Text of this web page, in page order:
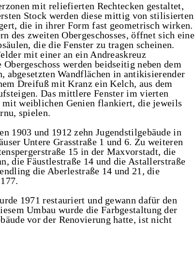
mit reliefierten Rechtecken gestaltet,
Stock werden diese mittig von stilisierten
die in ihrer Form fast geometrisch wirken.
des zweiten Obergeschosses, öffnet sich eine
die die Fenster zu tragen scheinen.
mit einer an ein Andreaskreuz
werden beidseitig neben dem
abgesetzten Wandflächen in antikisierender
Dreifuß mit Kranz ein Kelch, aus dem
Das mittlere Fenster im vierten
weiblichen Genien flankiert, die jeweils
spielen.
1903 und 1912 zehn Jugendstilgebäude in
Untere Grasstraße 1 und 6. Zu weiteren
15 in der Maxvorstadt, die
die Fäustlestraße 14 und die Astallerstraße
die Aberlestraße 14 und 21, die
1971 restauriert und gewann dafür den
Umbau wurde die Farbgestaltung der
vor der Renovierung hatte, ist nicht